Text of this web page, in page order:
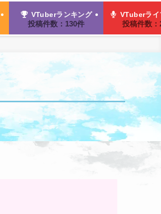
VTuberランキング
投稿件数：130件
VTuberライ
投稿件数：